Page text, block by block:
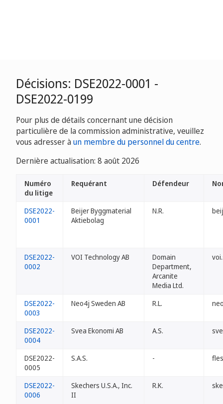
Décisions: DSE2022-0001 -
DSE2022-0199
Pour plus de détails concernant une décision
particulière de la commission administrative, veuillez
vous adresser àun membre du personnel du centre.
Dernière actualisation: 8 août 2026
Numéro
du litige
Requérant Défendeur
DSE2022-
0001
Beijer Byggmaterial
Aktiebolag
N.R.
DSE2022-
0002
VOI Technology AB
Domain
Department,
Arcanite
Media Ltd.
DSE2022-
0003
Neo4j Sweden AB R.L.
DSE2022-
0004
Svea Ekonomi AB A.S.
DSE2022-
0005
S.A.S. -
DSE2022-
0006
Skechers U.S.A., Inc.
II
R.K.